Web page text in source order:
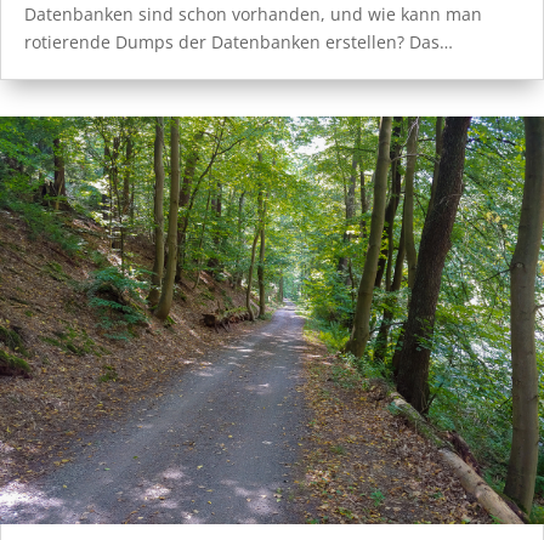
Datenbanken sind schon vorhanden, und wie kann man
rotierende Dumps der Datenbanken erstellen? Das…